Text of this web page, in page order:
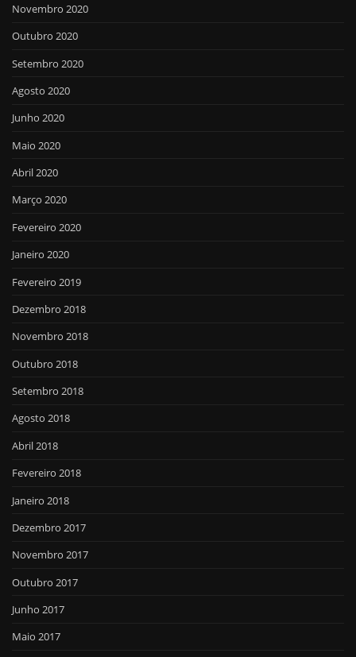
Novembro 2020
Outubro 2020
Setembro 2020
Agosto 2020
Junho 2020
Maio 2020
Abril 2020
Março 2020
Fevereiro 2020
Janeiro 2020
Fevereiro 2019
Dezembro 2018
Novembro 2018
Outubro 2018
Setembro 2018
Agosto 2018
Abril 2018
Fevereiro 2018
Janeiro 2018
Dezembro 2017
Novembro 2017
Outubro 2017
Junho 2017
Maio 2017